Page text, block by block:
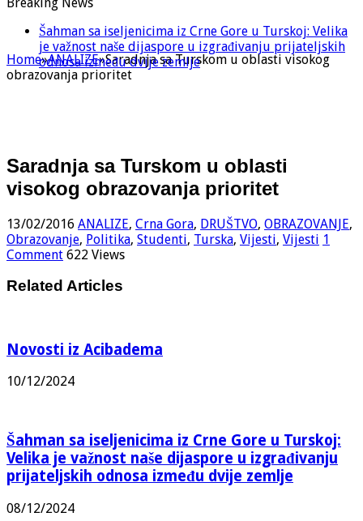
Šahman sa iseljenicima iz Crne Gore u Turskoj: Velika
je važnost naše dijaspore u izgrađivanju prijateljskih
odnosa između dvije zemlje
Home»ANALIZE»Saradnja sa Turskom u oblasti visokog
obrazovanja prioritet
Saradnja sa Turskom u oblasti
visokog obrazovanja prioritet
13/02/2016 ANALIZE, Crna Gora, DRUŠTVO, OBRAZOVANJE,
Obrazovanje, Politika, Studenti, Turska, Vijesti, Vijesti 1
Comment 622 Views
Related Articles
Novosti iz Acibadema
10/12/2024
Šahman sa iseljenicima iz Crne Gore u Turskoj:
Velika je važnost naše dijaspore u izgrađivanju
prijateljskih odnosa između dvije zemlje
08/12/2024